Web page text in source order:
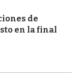
de
en la final